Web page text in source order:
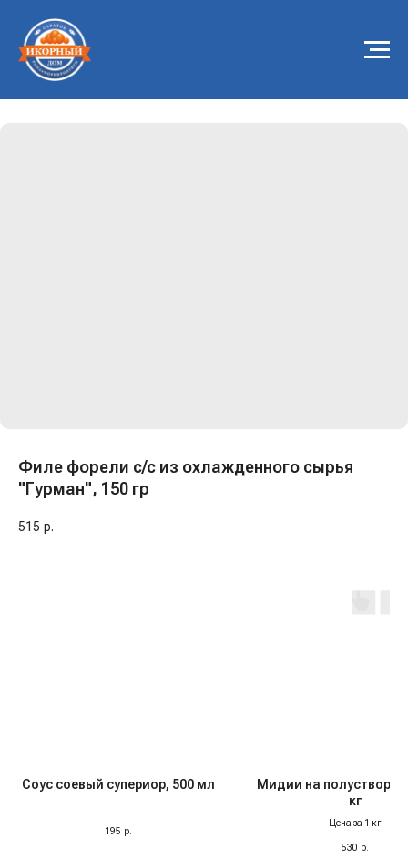
Филе форели с/с из охлажденного сырья
"Гурман", 150 гр
515 р.
Соус соевый супериор, 500 мл
195 р.
Мидии на полустворке
кг
Цена за 1 кг
530 р.